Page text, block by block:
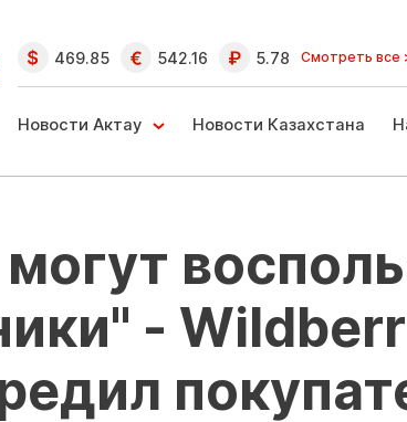
469.85 542.16 5.78 Смотреть все
Новости Актау Новости Казахстана
-